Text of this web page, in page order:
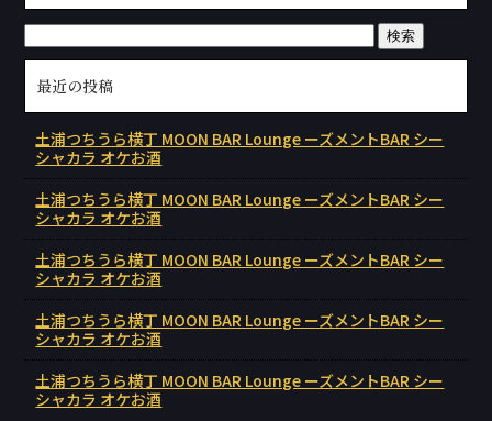
最近の投稿
土浦つちうら横丁 MOON BAR Lounge ーズメントBAR シー
シャカラ オケお酒
土浦つちうら横丁 MOON BAR Lounge ーズメントBAR シー
シャカラ オケお酒
土浦つちうら横丁 MOON BAR Lounge ーズメントBAR シー
シャカラ オケお酒
土浦つちうら横丁 MOON BAR Lounge ーズメントBAR シー
シャカラ オケお酒
土浦つちうら横丁 MOON BAR Lounge ーズメントBAR シー
シャカラ オケお酒